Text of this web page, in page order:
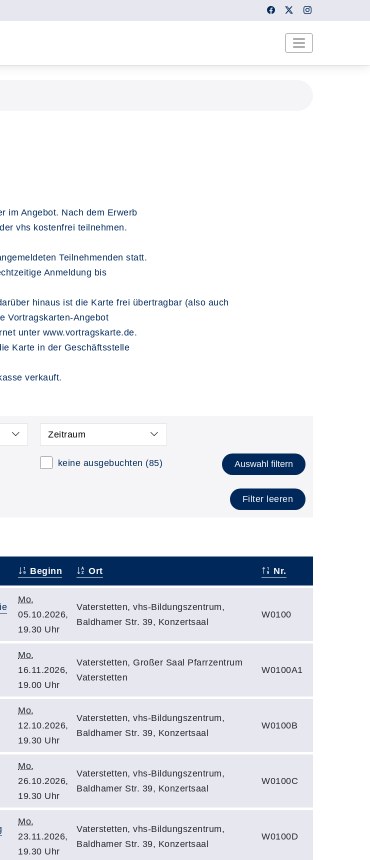
im Angebot. Nach dem Erwerb
vhs kostenfrei teilnehmen.
Teilnehmenden statt.
Anmeldung bis
hinaus ist die Karte frei übertragbar (also auch
Vortragskarten-Angebot
unter www.vortragskarte.de.
Karte in der Geschäftsstelle
verkauft.
Zeitraum
keine ausgebuchten (85) Auswahl filtern
Filter leeren
Beginn Ort Nr.
Mo.
05.10.2026,
19.30 Uhr
Vaterstetten, vhs-Bildungszentrum,
Baldhamer Str. 39, Konzertsaal
W0100
Mo.
16.11.2026,
19.00 Uhr
Vaterstetten, Großer Saal Pfarrzentrum
Vaterstetten
W0100A1
Mo.
12.10.2026,
19.30 Uhr
Vaterstetten, vhs-Bildungszentrum,
Baldhamer Str. 39, Konzertsaal
W0100B
Mo.
26.10.2026,
19.30 Uhr
Vaterstetten, vhs-Bildungszentrum,
Baldhamer Str. 39, Konzertsaal
W0100C
Mo.
23.11.2026,
19.30 Uhr
Vaterstetten, vhs-Bildungszentrum,
Baldhamer Str. 39, Konzertsaal
W0100D